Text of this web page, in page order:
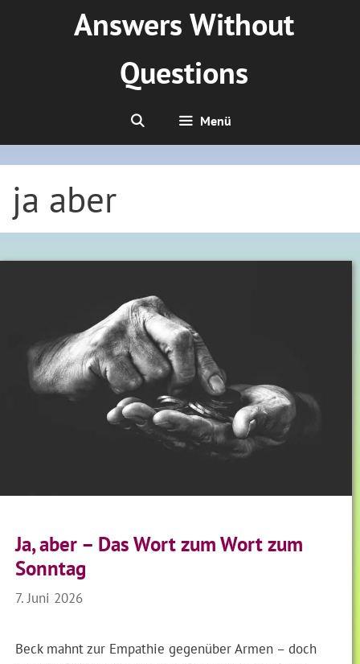
Answers Without
Questions
Menü
ja aber
Ja, aber – Das Wort zum Wort zum
Sonntag
7. Juni 2026
Beck mahnt zur Empathie gegenüber Armen – doch